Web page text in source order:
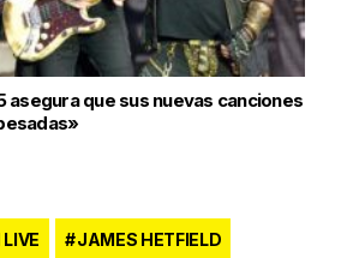
asegura que sus nuevas canciones
JAMES HETFIELD